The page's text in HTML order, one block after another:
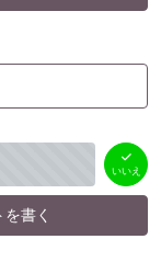
いいえ
（ 0件）
いいえ
書く